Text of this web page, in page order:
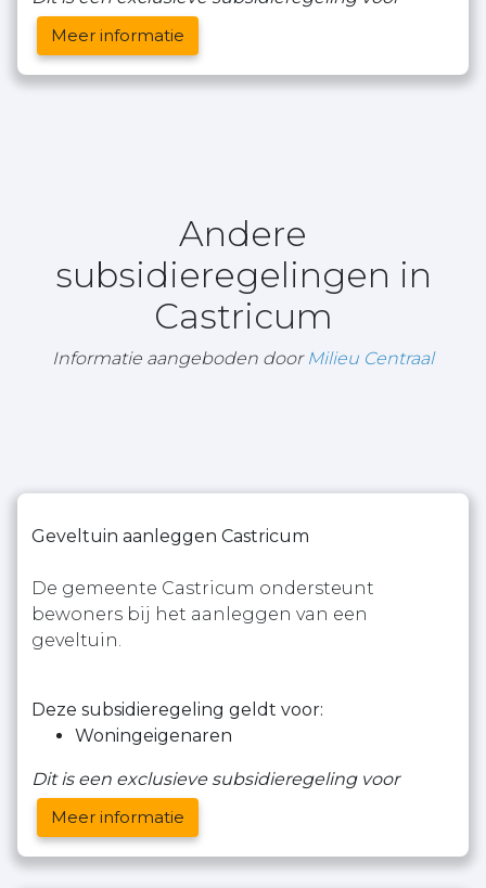
Meer informatie
Andere
subsidieregelingen in
Castricum
Informatie aangeboden door Milieu Centraal
Geveltuin aanleggen Castricum
De gemeente Castricum ondersteunt
bewoners bij het aanleggen van een
geveltuin.
Deze subsidieregeling geldt voor:
Woningeigenaren
Dit is een exclusieve subsidieregeling voor
Meer informatie